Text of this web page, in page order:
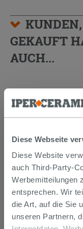
Diese Webseite
Diese Website
auch Third-Party-
Werbemitteilungen
entsprechen. Wir
die Art, auf die Sie
unseren Partnern,
GEKAUFT
AUCH...
Kerakoll